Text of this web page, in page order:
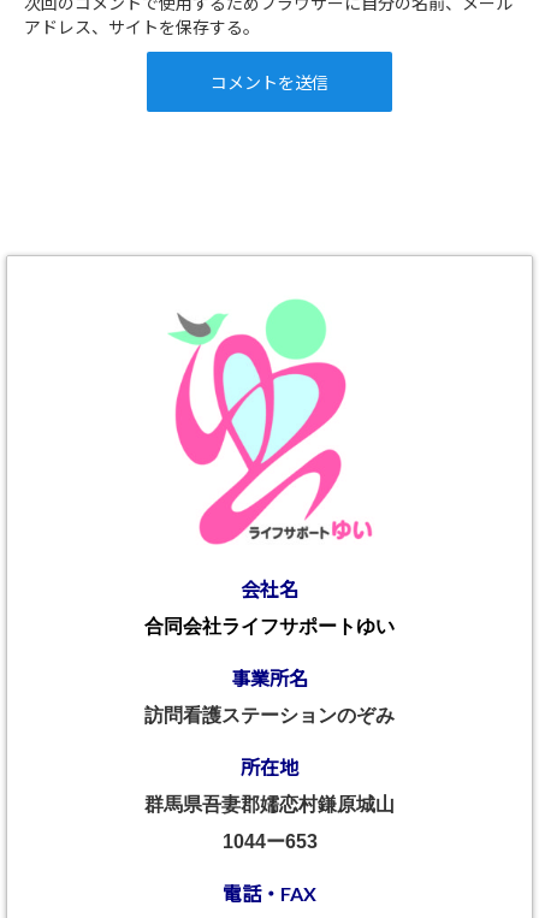
アドレス、サイトを保存する。
会社名
合同会社ライフサポートゆい
事業所名
訪問看護ステーションのぞみ
所在地
群馬県吾妻郡嬬恋村鎌原城山
1044ー653
電話・FAX